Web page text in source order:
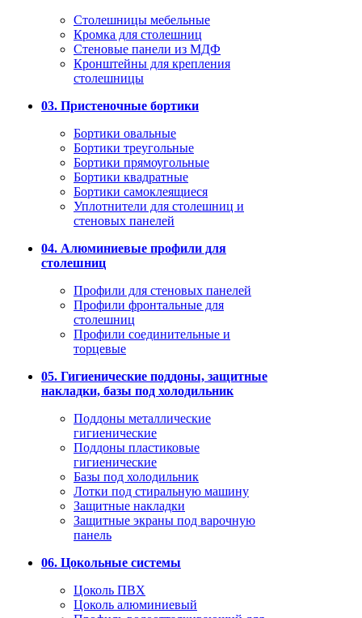
Столешницы мебельные
Кромка для столешниц
Стеновые панели из МДФ
Кронштейны для крепления
столешницы
03. Пристеночные бортики
Бортики овальные
Бортики треугольные
Бортики прямоугольные
Бортики квадратные
Бортики самоклеящиеся
Уплотнители для столешниц и
стеновых панелей
04. Алюминиевые профили для
столешниц
Профили для стеновых панелей
Профили фронтальные для
столешниц
Профили соединительные и
торцевые
05. Гигиенические поддоны, защитные
накладки, базы под холодильник
Поддоны металлические
гигиенические
Поддоны пластиковые
гигиенические
Базы под холодильник
Лотки под стиральную машину
Защитные накладки
Защитные экраны под варочную
панель
06. Цокольные системы
Цоколь ПВХ
Цоколь алюминиевый